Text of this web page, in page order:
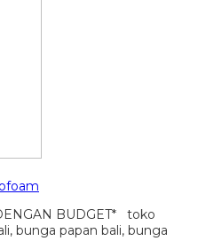
BUDGET* toko
bunga papan bali, bunga